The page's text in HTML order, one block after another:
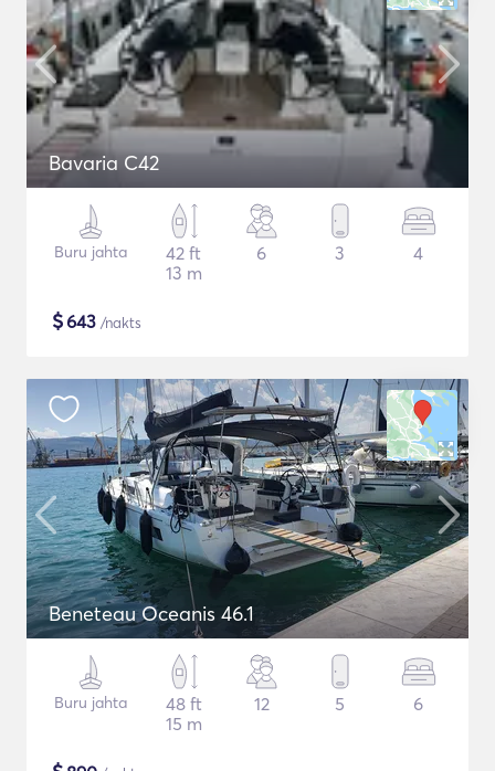
Bavaria C42
Buru jahta
42 ft
13 m
6 3 4
$643 /nakts
Beneteau Oceanis 46.1
Buru jahta
48 ft
15 m
12 5 6